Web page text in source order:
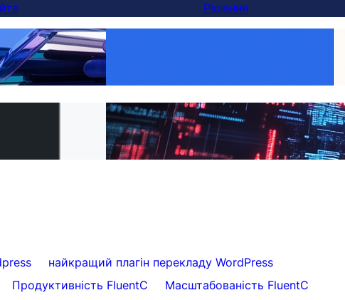
Weglot — і
за 5 хвилин
Рішення
Effortless Website Translation for Clients
найкращий плагін перекладу WordPress
Продуктивність FluentC
Масштабованість FluentC